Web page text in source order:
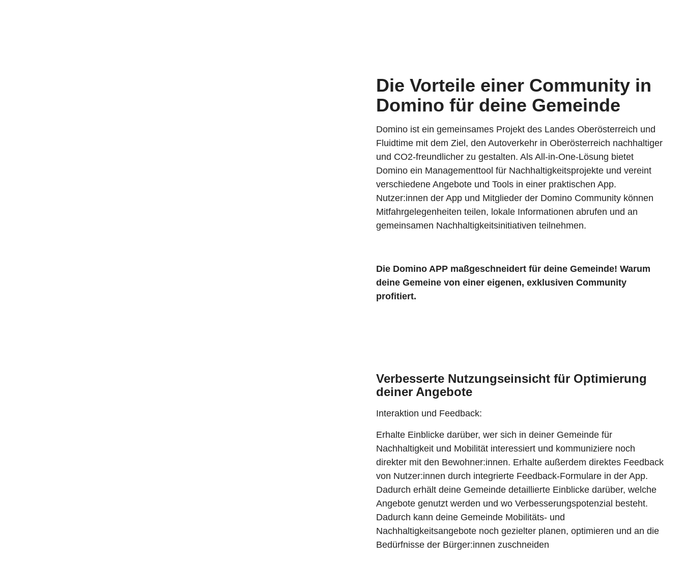
Die Vorteile einer Community in
Domino für deine Gemeinde
Domino ist ein gemeinsames Projekt des Landes Oberösterreich und
Fluidtime mit dem Ziel, den Autoverkehr in Oberösterreich nachhaltiger
und CO2-freundlicher zu gestalten. Als All-in-One-Lösung bietet
Domino ein Managementtool für Nachhaltigkeitsprojekte und vereint
verschiedene Angebote und Tools in einer praktischen App.
Nutzer:innen der App und Mitglieder der Domino Community können
Mitfahrgelegenheiten teilen, lokale Informationen abrufen und an
gemeinsamen Nachhaltigkeitsinitiativen teilnehmen.
Die Domino APP maßgeschneidert für deine Gemeinde! Warum
deine Gemeine von einer eigenen, exklusiven Community
profitiert.
Verbesserte Nutzungseinsicht für Optimierung
deiner Angebote
Interaktion und Feedback:
Erhalte Einblicke darüber, wer sich in deiner Gemeinde für
Nachhaltigkeit und Mobilität interessiert und kommuniziere noch
direkter mit den Bewohner:innen. Erhalte außerdem direktes Feedback
von Nutzer:innen durch integrierte Feedback-Formulare in der App.
Dadurch erhält deine Gemeinde detaillierte Einblicke darüber, welche
Angebote genutzt werden und wo Verbesserungspotenzial besteht.
Dadurch kann deine Gemeinde Mobilitäts- und
Nachhaltigkeitsangebote noch gezielter planen, optimieren und an die
Bedürfnisse der Bürger:innen zuschneiden